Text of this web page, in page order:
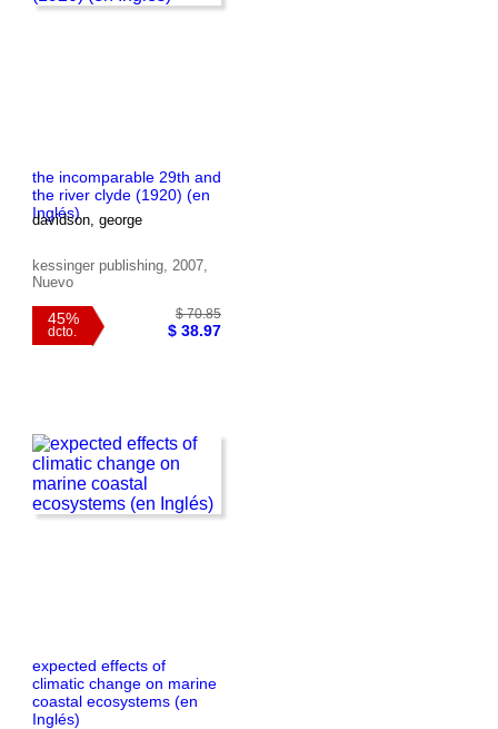
dcto. $ 48.59
40%
dcto.
$ 50.59
the incomparable 29th and
the river clyde (1920) (en
Inglés)
davidson, george
kessinger publishing, 2007,
Nuevo
expected effects of
climatic change on marine
coastal ecosystems (en
Inglés)